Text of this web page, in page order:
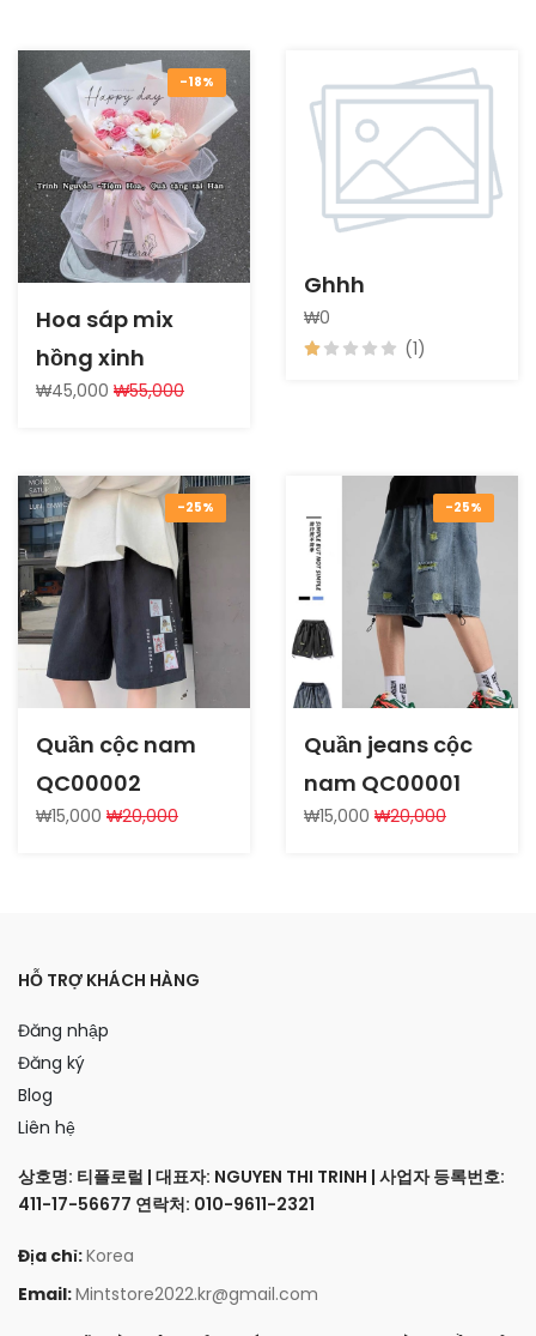
-18%
Hoa sáp mix
hồng xinh
₩45,000 ₩55,000
Ghhh
₩0
(1)
-25%
Quần cộc nam
QC00002
₩15,000 ₩20,000
-25%
Quần jeans cộc
nam QC00001
₩15,000 ₩20,000
HỖ TRỢ KHÁCH HÀNG
Đăng nhập
Đăng ký
Blog
Liên hệ
상호명: 티플로럴 | 대표자: NGUYEN THI TRINH | 사업자 등록번호:
411-17-56677 연락처: 010-9611-2321
Địa chỉ:Korea
Email:Mintstore2022.kr@gmail.com